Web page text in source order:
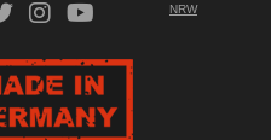
NRW